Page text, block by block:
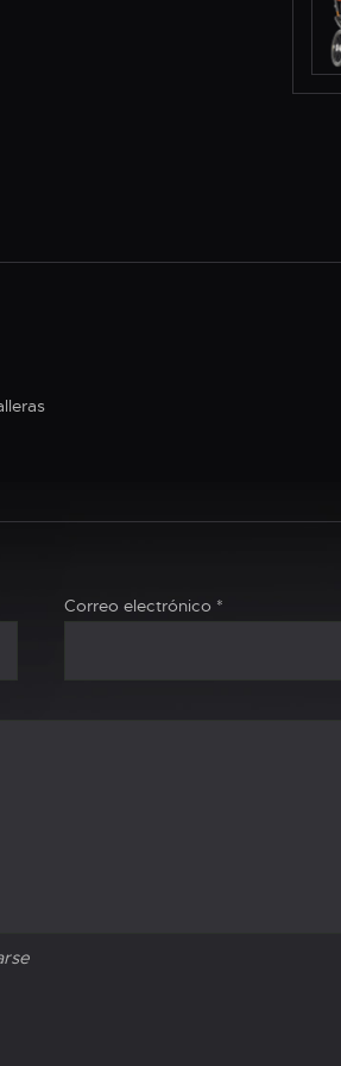
Correo electrónico*